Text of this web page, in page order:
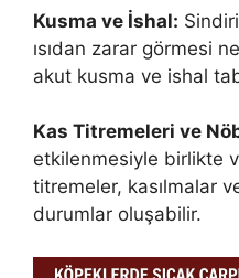
Kusma ve İshal:
ısıdan zarar görmesi
akut kusma ve ishal
Kas Titremeleri ve
etkilenmesiyle birlikte
titremeler, kasılmalar
durumlar oluşabilir.